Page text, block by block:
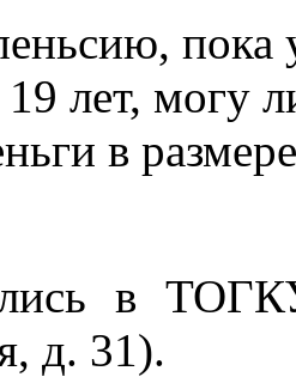
пока
лет, могу
в
в
д. 31).